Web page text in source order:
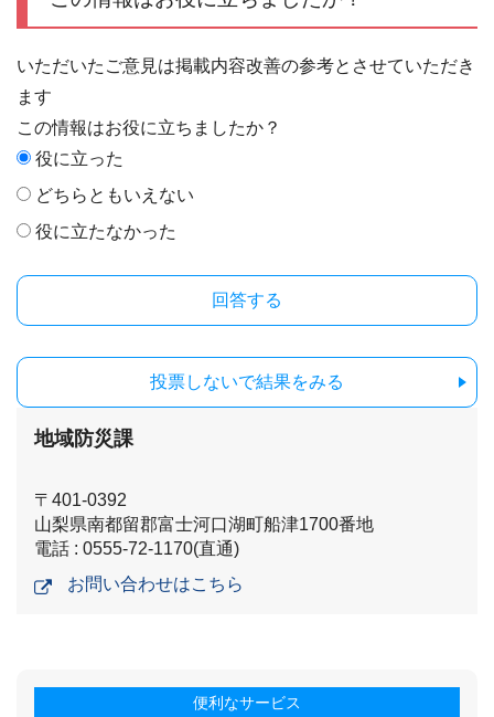
いただいたご意見は掲載内容改善の参考とさせていただき
ます
この情報はお役に立ちましたか？
役に立った
どちらともいえない
役に立たなかった
投票しないで結果をみる
地域防災課
〒401-0392
山梨県南都留郡富士河口湖町船津1700番地
電話 : 0555-72-1170(直通)
お問い合わせはこちら
便利なサービス